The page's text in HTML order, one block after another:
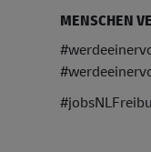
MENSCHEN